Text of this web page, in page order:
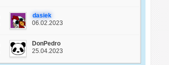
dasiek
06.02.2023
DonPedro
25.04.2023